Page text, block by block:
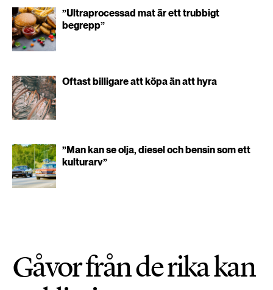
”Ultraprocessad mat är ett trubbigt
begrepp”
Oftast billigare att köpa än att hyra
”Man kan se olja, diesel och bensin som ett
kulturarv”
Gåvor från de rika kan